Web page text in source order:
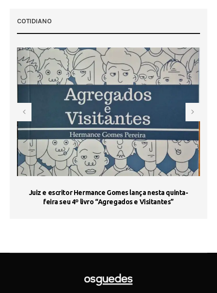
COTIDIANO
Juiz e escritor Hermance Gomes lança nesta quinta-
feira seu 4º livro “Agregados e Visitantes”